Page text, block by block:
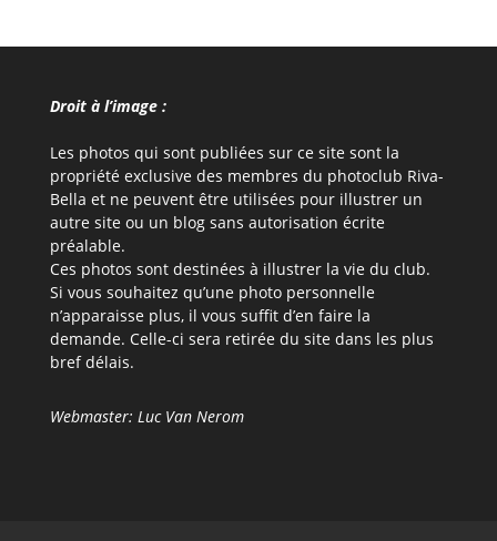
Droit à l’image :
Les photos qui sont publiées sur ce site sont la
propriété exclusive des membres du photoclub Riva-
Bella et ne peuvent être utilisées pour illustrer un
autre site ou un blog sans autorisation écrite
préalable.
Ces photos sont destinées à illustrer la vie du club.
Si vous souhaitez qu’une photo personnelle
n’apparaisse plus, il vous suffit d’en faire la
demande. Celle-ci sera retirée du site dans les plus
bref délais.
Webmaster: Luc Van Nerom